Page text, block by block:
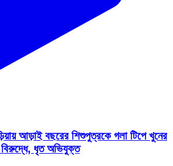
আড়াই বছরের শিশুপুত্রকে গলা টিপে খুনের
বিরুদ্ধে, ধৃত অভিযুক্ত